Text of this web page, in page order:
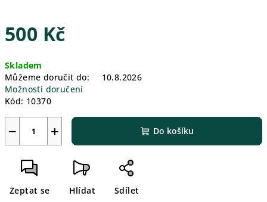
500 Kč
cena:
Skladem
Můžeme doručit do:
10.8.2026
Možnosti doručení
Kód: 10370
+
− Do košíku
Zeptat se Hlídat Sdílet